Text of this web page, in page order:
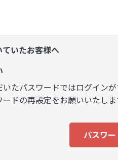
いたお客様へ
たパスワードではログインが
ドの再設定をお願いいたしま
パスワ